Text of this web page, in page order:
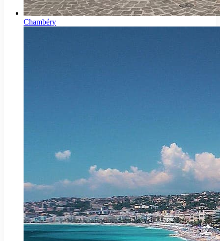
Chambéry